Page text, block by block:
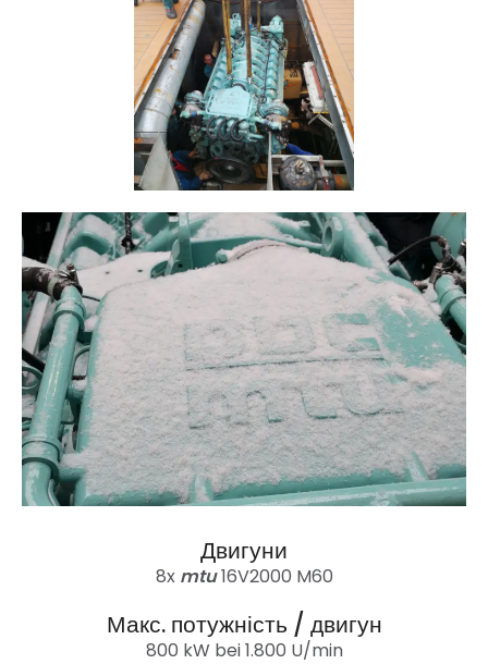
Двигуни
8x mtu16V2000 M60
Макс. потужність / двигун
800 kW bei 1.800 U/min